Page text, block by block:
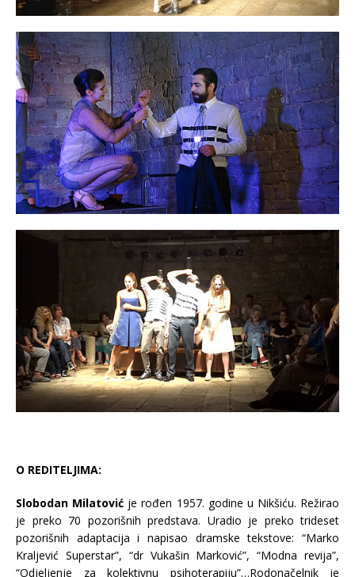
O REDITELJIMA:
Slobodan Milatović je rođen 1957. godine u Nikšiću. Režirao
je preko 70 pozorišnih predstava. Uradio je preko trideset
pozorišnih adaptacija i napisao dramske tekstove: “Marko
Kraljević Superstar”, “dr Vukašin Marković”, “Modna revija”,
“Odjeljenje za kolektivnu psihoterapiju”…Rodonačelnik je